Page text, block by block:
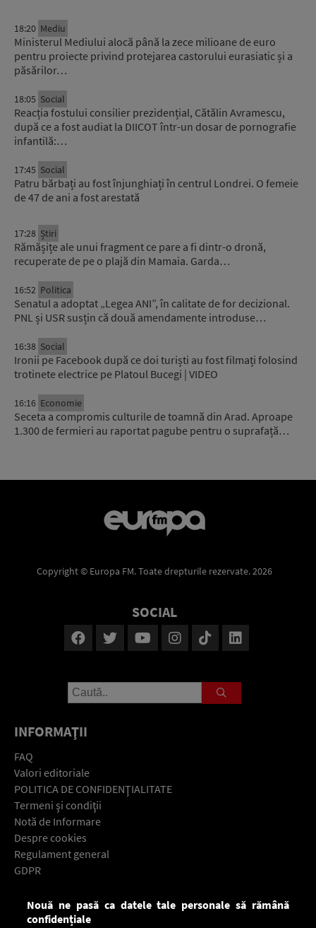
18:20 Mediu
Ministerul Mediului alocă până la zece milioane de euro
pentru proiecte privind protejarea castorului eurasiatic și a
păsărilor…
18:05 Social
Reacția fostului consilier prezidențial, Cătălin Avramescu,
după ce a fost audiat la DIICOT într-un dosar de pornografie
infantilă:…
17:45 Social
Patru bărbați au fost înjunghiați în centrul Londrei. O femeie
de 47 de ani a fost arestată
17:28 Știri
Rămășițe ale unui fragment ce pare a fi dintr-o dronă,
recuperate de pe o plajă din Mamaia. Garda…
16:52 Politica
Senatul a adoptat „Legea ANI”, în calitate de for decizional.
PNL și USR susțin că două amendamente introduse…
16:38 Social
Ironii pe Facebook după ce doi turiști au fost filmați folosind
trotinete electrice pe Platoul Bucegi | VIDEO
16:16 Economie
Seceta a compromis culturile de toamnă din Arad. Aproape
1.300 de fermieri au raportat pagube pentru o suprafață…
Copyright © Europa FM. Toate drepturile rezervate. 2026
SOCIAL
INFORMAŢII
FAQ
Valori editoriale
POLITICA DE CONFIDENŢIALITATE
Termeni şi condiţii
Notă de Informare
Despre cookies
Regulament general
GDPR
Descarcă gratuit aplicaţia Europa FM pentru smartphone:
Nouă ne pasă ca datele tale personale să rămână
confidențiale